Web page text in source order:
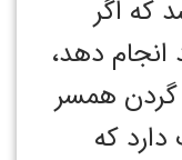
که اگر
انجام دهد،
گردن همسر
که